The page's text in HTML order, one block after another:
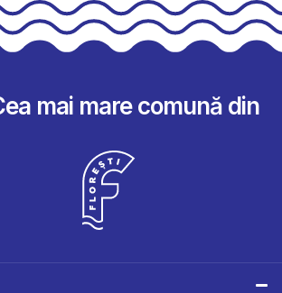
mai mare comună din